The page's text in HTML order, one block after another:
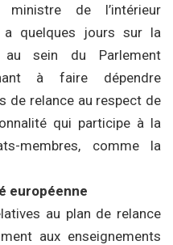
ministre de l’intérieur
quelques jours sur la
au sein du Parlement
à faire dépendre
de relance au respect de
qui participe à la
membres, comme la
européenne
au plan de relance
aux enseignements